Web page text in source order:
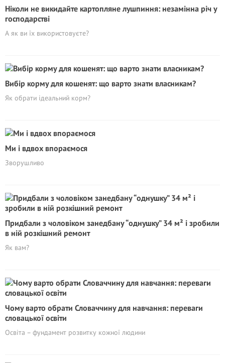
Ніколи не викидайте картопляне лушпиння: незамінна річ у
господарстві
А як ви їх використовуєте?
Вибір корму для кошенят: що варто знати власникам?
Як обрати ідеальний корм?
Ми і вдвох впораємося
Зворушливо
Придбали з чоловіком занедбану “однушку” 34 м² і зробили
в ній розкішний ремонт
Як вам?
Чому варто обрати Словаччину для навчання: переваги
словацької освіти
Освіта – фундамент розвитку кожної людини